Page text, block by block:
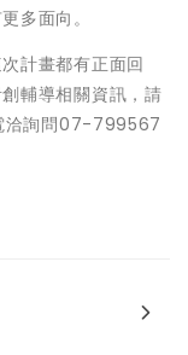
多面向。
計畫都有正面回
輔導相關資訊，請
洽詢問07-799567